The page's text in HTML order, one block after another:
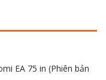
EA 75 in (Phiên bản